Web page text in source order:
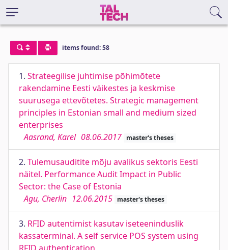
items found: 58
1. Strateegilise juhtimise põhimõtete
rakendamine Eesti väikestes ja keskmise
suurusega ettevõtetes. Strategic management
principles in Estonian small and medium sized
enterprises
Aasrand, Karel 08.06.2017 master's theses
2. Tulemusauditite mõju avalikus sektoris Eesti
näitel. Performance Audit Impact in Public
Sector: the Case of Estonia
Agu, Cherlin 12.06.2015 master's theses
3. RFID autentimist kasutav iseteeninduslik
kassaterminal. A self service POS system using